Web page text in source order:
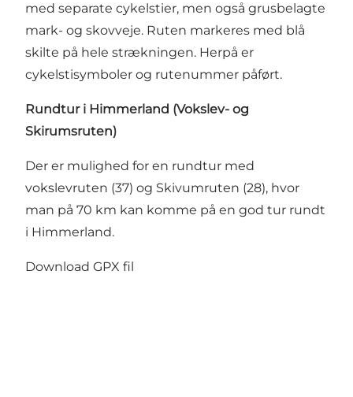
med separate cykelstier, men også grusbelagte
mark- og skovveje. Ruten markeres med blå
skilte på hele strækningen. Herpå er
cykelstisymboler og rutenummer påført.
Rundtur i Himmerland (Vokslev- og
Skirumsruten)
Der er mulighed for en rundtur med
vokslevruten (37) og Skivumruten (28), hvor
man på 70 km kan komme på en god tur rundt
i Himmerland.
Download GPX fil